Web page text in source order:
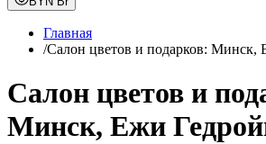
Главная
/Салон цветов и подарков: Минск,
Салон цветов и
Минск, Ежи